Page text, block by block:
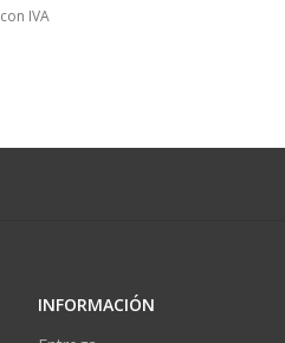
con IVA
INFORMACIÓN